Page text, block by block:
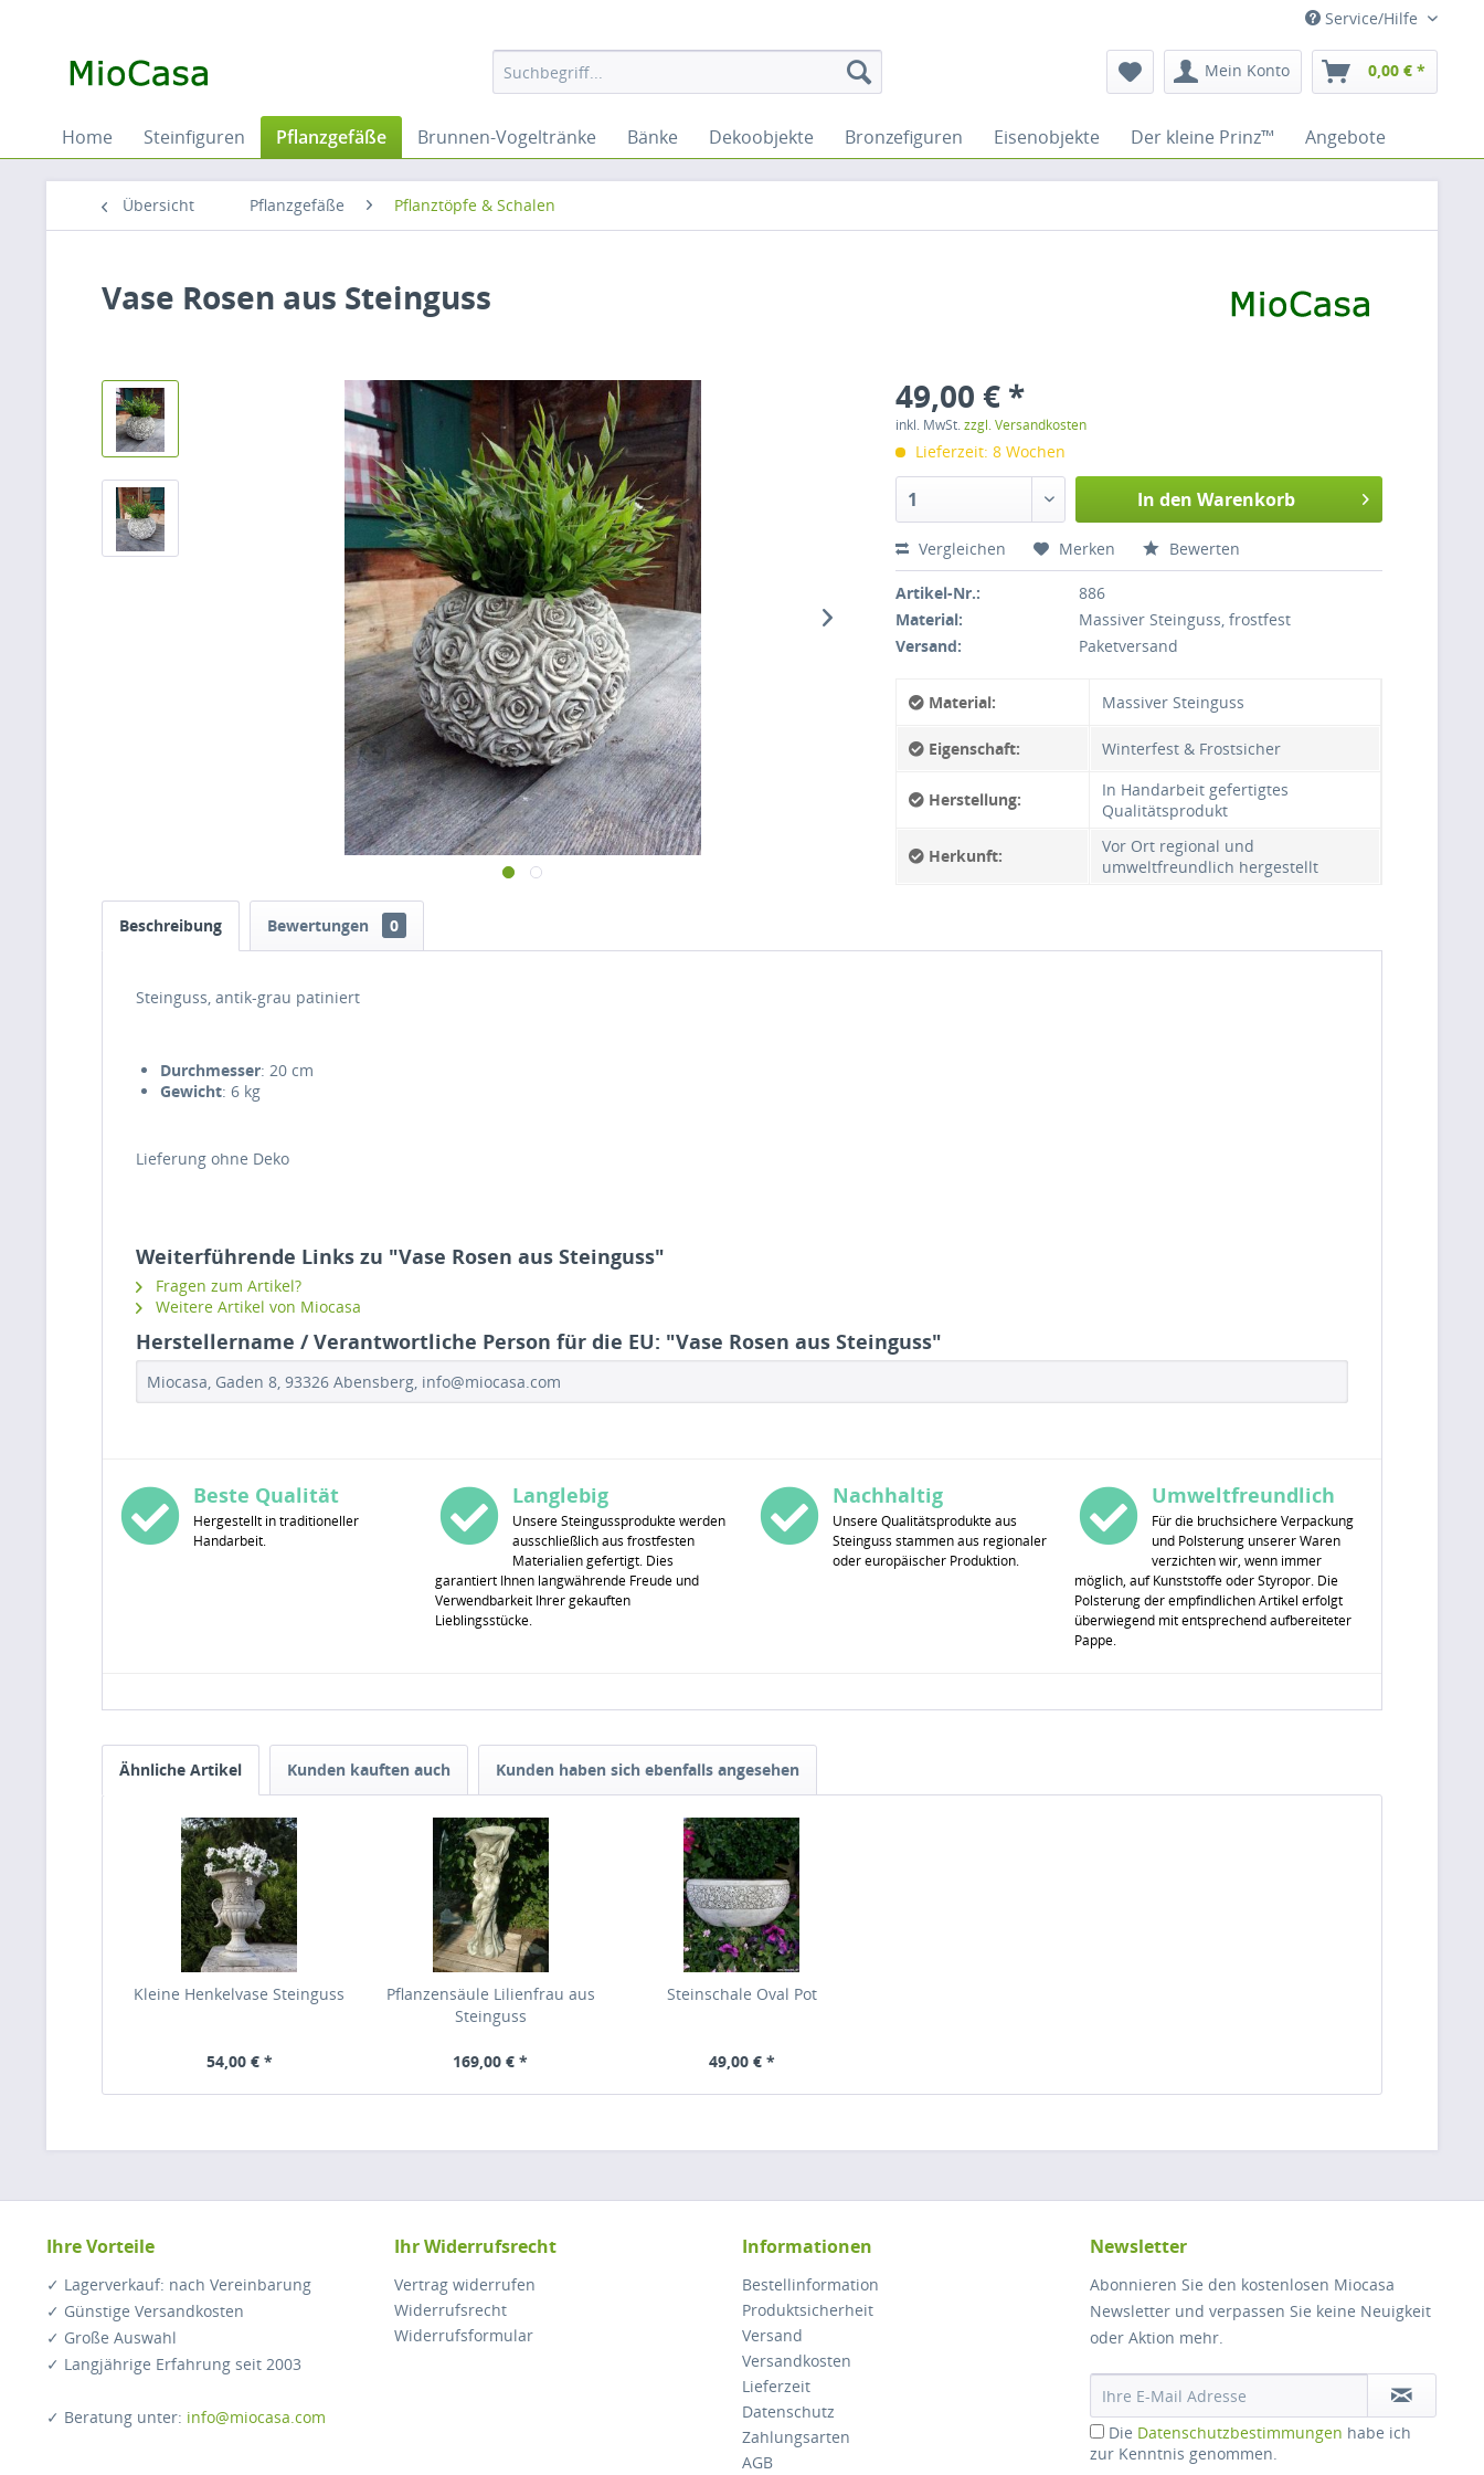
Service/Hilfe
Mein Konto 0,00 € *
Home Steinfiguren Pflanzgefäße Brunnen-Vogeltränke Bänke Dekoobjekte Bronzefiguren Eisenobjekte Der kleine Prinz™ Angebote
Übersicht Pflanzgefäße Pflanztöpfe & Schalen
Vase Rosen aus Steinguss
49,00 € *
inkl. MwSt.zzgl. Versandkosten
Lieferzeit: 8 Wochen
In den Warenkorb
Vergleichen Merken Bewerten
Artikel-Nr.:
886
Material:
Massiver Steinguss, frostfest
Versand:
Paketversand
Material: Massiver Steinguss
Eigenschaft: Winterfest & Frostsicher
Herstellung:
In Handarbeit gefertigtes
Qualitätsprodukt
Herkunft:
Vor Ort regional und
umweltfreundlich hergestellt
Beschreibung Bewertungen 0
Steinguss, antik-grau patiniert
Durchmesser: 20 cm
Gewicht: 6 kg
Lieferung ohne Deko
Weiterführende Links zu "Vase Rosen aus Steinguss"
Fragen zum Artikel?
Weitere Artikel von Miocasa
Herstellername / Verantwortliche Person für die EU: "Vase Rosen aus Steinguss"
Miocasa, Gaden 8, 93326 Abensberg, info@miocasa.com
Beste Qualität
Hergestellt in traditioneller
Handarbeit.
Langlebig
Unsere Steingussprodukte werden
ausschließlich aus frostfesten
Materialien gefertigt. Dies
garantiert Ihnen langwährende Freude und
Verwendbarkeit Ihrer gekauften
Lieblingsstücke.
Nachhaltig
Unsere Qualitätsprodukte aus
Steinguss stammen aus regionaler
oder europäischer Produktion.
Umweltfreundlich
Für die bruchsichere Verpackung
und Polsterung unserer Waren
verzichten wir, wenn immer
möglich, auf Kunststoffe oder Styropor. Die
Polsterung der empfindlichen Artikel erfolgt
überwiegend mit entsprechend aufbereiteter
Pappe.
Ähnliche Artikel Kunden kauften auch Kunden haben sich ebenfalls angesehen
Kleine Henkelvase Steinguss
54,00 € *
Pflanzensäule Lilienfrau aus
Steinguss
169,00 € *
Steinschale Oval Pot
49,00 € *
Ihre Vorteile
✓ Lagerverkauf: nach Vereinbarung
✓ Günstige Versandkosten
✓ Große Auswahl
✓ Langjährige Erfahrung seit 2003
✓ Beratung unter: info@miocasa.com
Ihr Widerrufsrecht
Vertrag widerrufen
Widerrufsrecht
Widerrufsformular
Informationen
Bestellinformation
Produktsicherheit
Versand
Versandkosten
Lieferzeit
Datenschutz
Zahlungsarten
AGB
Newsletter
Abonnieren Sie den kostenlosen Miocasa
Newsletter und verpassen Sie keine Neuigkeit
oder Aktion mehr.
Die Datenschutzbestimmungen habe ich
zur Kenntnis genommen.